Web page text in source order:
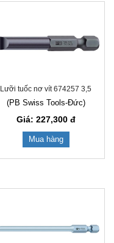
Lưỡi tuốc nơ vít 674257 3,5
(PB Swiss Tools-Đức)
Giá: 227,300đ
Mua hàng